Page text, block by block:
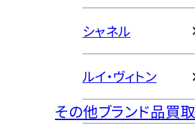
シャネル
ルイ・ヴィトン
その他ブランド品買取